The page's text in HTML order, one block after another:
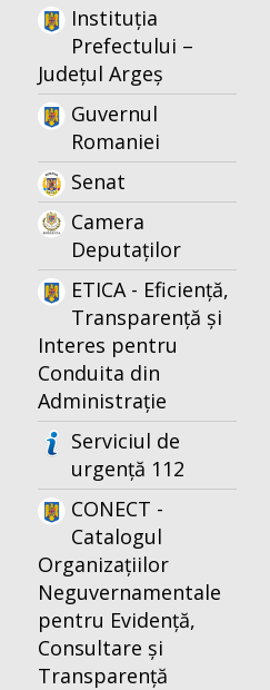
Instituția
Prefectului –
Județul Argeș
Guvernul
Romaniei
Senat
Camera
Deputaților
ETICA - Eficiență,
Transparență și
Interes pentru
Conduita din
Administrație
Serviciul de
urgență 112
CONECT -
Catalogul
Organizațiilor
Neguvernamentale
pentru Evidență,
Consultare și
Transparență